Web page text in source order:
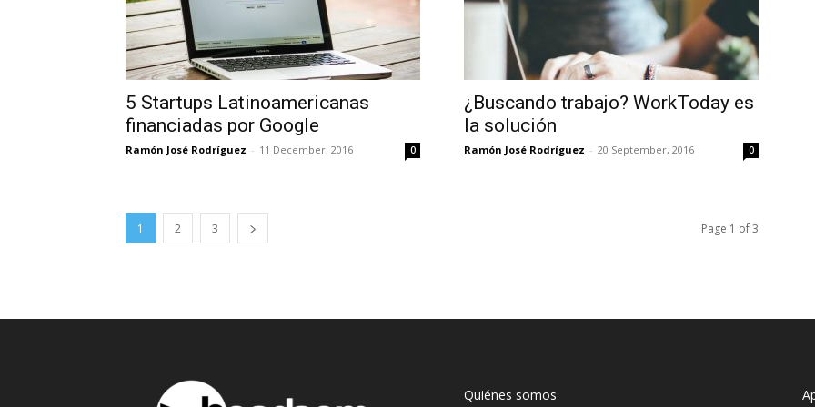
5 Startups Latinoamericanas
financiadas por Google
Ramón José Rodríguez - 11 December, 2016 0
¿Buscando trabajo? WorkToday es
la solución
Ramón José Rodríguez - 20 September, 2016 0
1 2 3 Page 1 of 3
Quiénes somos